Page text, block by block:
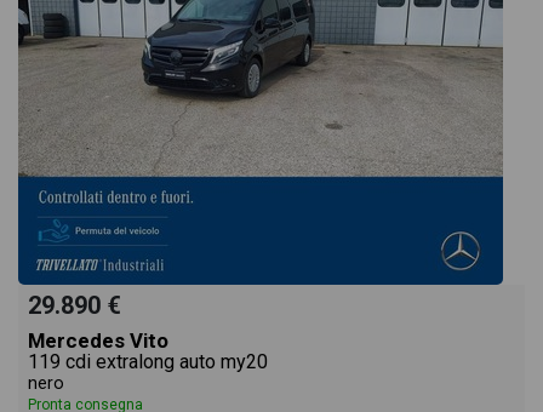
29.890 €
Mercedes Vito
119 cdi extralong auto my20
nero
Pronta consegna